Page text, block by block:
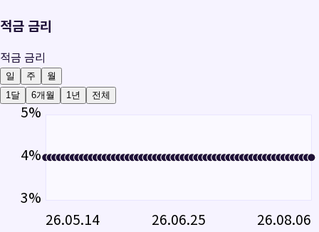
적금 금리
적금 금리
일 주
월
1달
6개월 1년 전체
5%
4%
3%
26.05.14 26.06.25 26.08.06